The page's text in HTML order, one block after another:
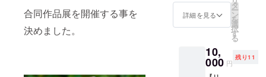
合同作品展を開催する事を
決めました。
レッス
ン時間
は３０
分。
ン購入
後、日
程の調
詳細を見る
タ
ー
ン
を
選
択
す
る
10,
000 円
残り11